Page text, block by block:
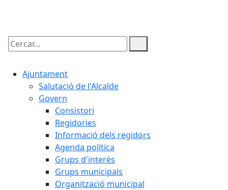
Cercar:
Ajuntament
Salutació de l'Alcalde
Govern
Consistori
Regidories
Informació dels regidors
Agenda política
Grups d'interès
Grups municipals
Organització municipal